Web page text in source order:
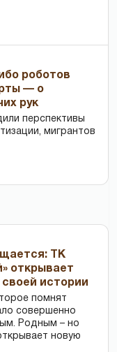
роботов
— о
рук
перспективы
мигрантов
ТК
открывает
истории
помнят
совершенно
Родным – но
новую